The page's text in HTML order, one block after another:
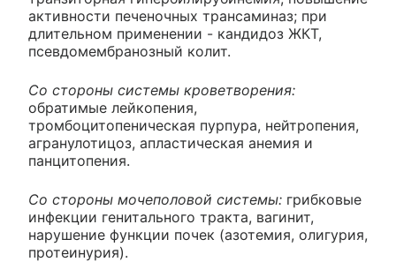
активности печеночных трансаминаз; при
длительном применении - кандидоз ЖКТ,
псевдомембранозный колит.
Со стороны системы кроветворения:
обратимые лейкопения,
тромбоцитопеническая пурпура, нейтропения,
агранулотицоз, апластическая анемия и
панцитопения.
Со стороны мочеполовой системы: грибковые
инфекции генитального тракта, вагинит,
нарушение функции почек (азотемия, олигурия,
протеинурия).